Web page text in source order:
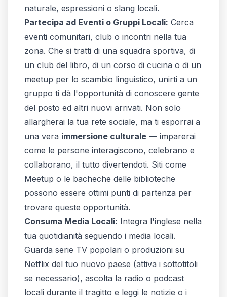
naturale, espressioni o slang locali.
Partecipa ad Eventi o Gruppi Locali: Cerca
eventi comunitari, club o incontri nella tua
zona. Che si tratti di una squadra sportiva, di
un club del libro, di un corso di cucina o di un
meetup per lo scambio linguistico, unirti a un
gruppo ti dà l'opportunità di conoscere gente
del posto ed altri nuovi arrivati. Non solo
allargherai la tua rete sociale, ma ti esporrai a
una vera immersione culturale — imparerai
come le persone interagiscono, celebrano e
collaborano, il tutto divertendoti. Siti come
Meetup o le bacheche delle biblioteche
possono essere ottimi punti di partenza per
trovare queste opportunità.
Consuma Media Locali: Integra l'inglese nella
tua quotidianità seguendo i media locali.
Guarda serie TV popolari o produzioni su
Netflix del tuo nuovo paese (attiva i sottotitoli
se necessario), ascolta la radio o podcast
locali durante il tragitto e leggi le notizie o i